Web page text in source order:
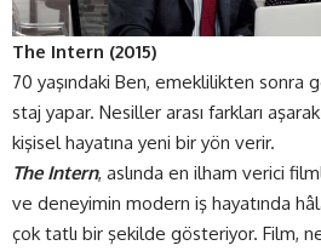
The Intern (2015)
70 yaşındaki Ben, emeklilikten sonra
staj yapar. Nesiller arası farkları
kişisel hayatına yeni bir yön verir.
The Intern, aslında en ilham verici
ve deneyimin modern iş hayatında
çok tatlı bir şekilde gösteriyor. Film,